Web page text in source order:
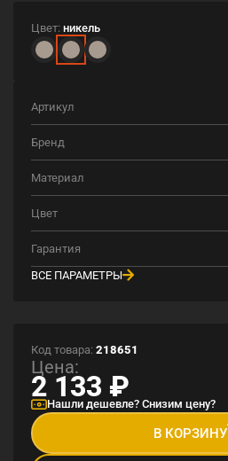
Цвет: никель
Артикул
Бренд
Материал
Цвет
Гарантия
ВСЕ ПАРАМЕТРЫ
Код товара: 218651
Цена:
2 133 ₽
Нашли дешевле? Снизим цену?
В КОРЗИНУ